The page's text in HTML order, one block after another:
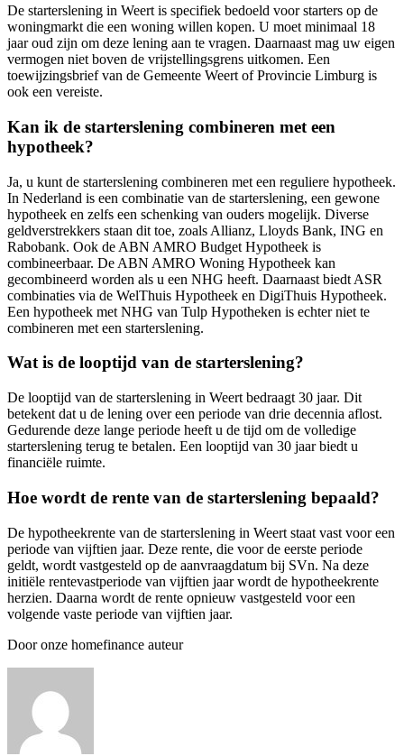
De starterslening in Weert is specifiek bedoeld voor starters op de
woningmarkt die een woning willen kopen. U moet minimaal 18
jaar oud zijn om deze lening aan te vragen. Daarnaast mag uw eigen
vermogen niet boven de vrijstellingsgrens uitkomen. Een
toewijzingsbrief van de Gemeente Weert of Provincie Limburg is
ook een vereiste.
Kan ik de starterslening combineren met een
hypotheek?
Ja, u kunt de starterslening combineren met een reguliere hypotheek.
In Nederland is een combinatie van de starterslening, een gewone
hypotheek en zelfs een schenking van ouders mogelijk. Diverse
geldverstrekkers staan dit toe, zoals Allianz, Lloyds Bank, ING en
Rabobank. Ook de ABN AMRO Budget Hypotheek is
combineerbaar. De ABN AMRO Woning Hypotheek kan
gecombineerd worden als u een NHG heeft. Daarnaast biedt ASR
combinaties via de WelThuis Hypotheek en DigiThuis Hypotheek.
Een hypotheek met NHG van Tulp Hypotheken is echter niet te
combineren met een starterslening.
Wat is de looptijd van de starterslening?
De looptijd van de starterslening in Weert bedraagt 30 jaar. Dit
betekent dat u de lening over een periode van drie decennia aflost.
Gedurende deze lange periode heeft u de tijd om de volledige
starterslening terug te betalen. Een looptijd van 30 jaar biedt u
financiële ruimte.
Hoe wordt de rente van de starterslening bepaald?
De hypotheekrente van de starterslening in Weert staat vast voor een
periode van vijftien jaar. Deze rente, die voor de eerste periode
geldt, wordt vastgesteld op de aanvraagdatum bij SVn. Na deze
initiële rentevastperiode van vijftien jaar wordt de hypotheekrente
herzien. Daarna wordt de rente opnieuw vastgesteld voor een
volgende vaste periode van vijftien jaar.
Door onze homefinance auteur